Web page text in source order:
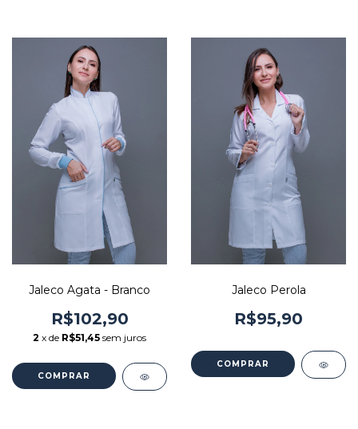
Jaleco Agata - Branco
R$102,90
2 x de R$51,45 sem juros
COMPRAR
Jaleco Perola
R$95,90
COMPRAR